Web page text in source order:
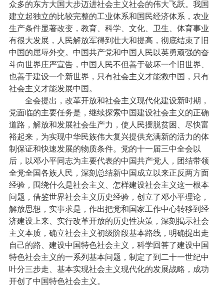
众多的东方大国大步迈进社会主义社会的伟大飞跃。我国
建立起独立的比较完整的工业体系和国民经济体系，农业
生产条件显著改变，教育、科学、文化、卫生、体育事业
有很大发展，人民解放军得到壮大和提高，彻底结束了旧
中国的屈辱外交。中国共产党和中国人民以英勇顽强的奋
斗向世界庄严宣告，中国人民不但善于破坏一个旧世界、
也善于建设一个新世界，只有社会主义才能救中国，只有
社会主义才能发展中国。
全会提出，改革开放和社会主义现代化建设新时期，
党面临的主要任务是，继续探索中国建设社会主义的正确
道路，解放和发展社会生产力，使人民摆脱贫困、尽快富
裕起来，为实现中华民族伟大复兴提供充满新的活力的体
制保证和快速发展的物质条件。党的十一届三中全会以
后，以邓小平同志为主要代表的中国共产党人，团结带领
全党全国各族人民，深刻总结新中国成立以来正反两方面
经验，围绕什么是社会主义、怎样建设社会主义这一根本
问题，借鉴世界社会主义历史经验，创立了邓小平理论，
解放思想，实事求是，作出把党和国家工作中心转移到经
济建设上来、实行改革开放的历史性决策，深刻揭示社会
主义本质，确立社会主义初级阶段基本路线，明确提出走
自己的路、建设中国特色社会主义，科学回答了建设中国
特色社会主义的一系列基本问题，制定了到二十一世纪中
叶分三步走、基本实现社会主义现代化的发展战略，成功
开创了中国特色社会主义。